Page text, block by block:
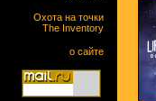
Охота на точки
The Inventory
о сайте